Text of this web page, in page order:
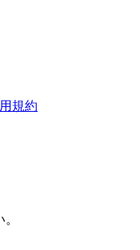
規約